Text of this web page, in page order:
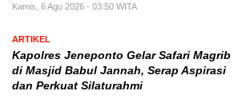
Kamis, 6 Agu 2026 - 03:50 WITA
ARTIKEL
Kapolres Jeneponto Gelar Safari Magrib
di Masjid Babul Jannah, Serap Aspirasi
dan Perkuat Silaturahmi